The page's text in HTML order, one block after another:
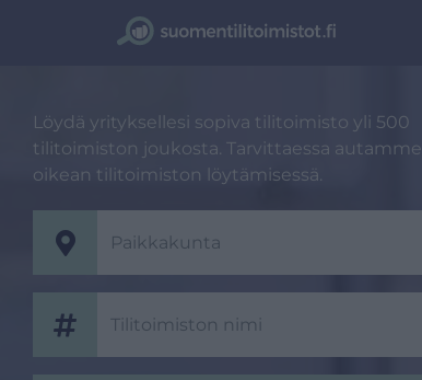
Löydä yrityksellesi sopiva tilitoimisto yli 500
tilitoimiston joukosta. Tarvittaessa autamme
oikean tilitoimiston löytämisessä.